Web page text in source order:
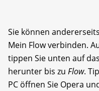
Sie können
Mein Flow verbinden.
tippen Sie unten auf das
herunter bis zu Flow.
PC öffnen Sie Opera